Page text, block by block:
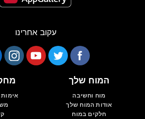
עקוב אחרינו
המוח שלך
מוח וחשיבה
אודות המוח שלך
חלקים במוח
אימות